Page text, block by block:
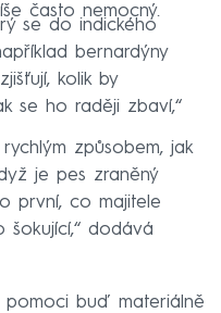
často nemocný.
se do indického
bernardýny
kolik by
se ho raději zbaví,“
způsobem, jak
je pes zraněný
první, co majitele
dodává
buď materiálně